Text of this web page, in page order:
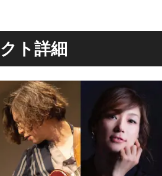
ト詳細